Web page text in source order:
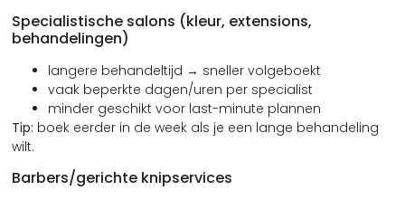
Specialistische salons (kleur, extensions,
behandelingen)
langere behandeltijd → sneller volgeboekt
vaak beperkte dagen/uren per specialist
minder geschikt voor last-minute plannen
Tip: boek eerder in de week als je een lange behandeling
wilt.
Barbers/gerichte knipservices